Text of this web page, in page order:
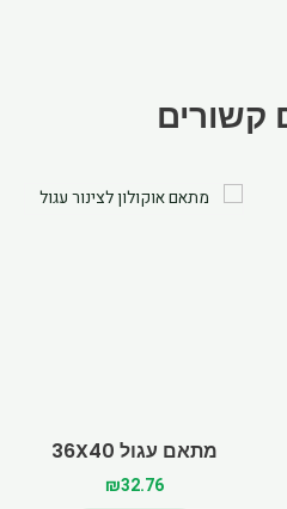
קשורים
מתאם עגול 36X40
₪32.76